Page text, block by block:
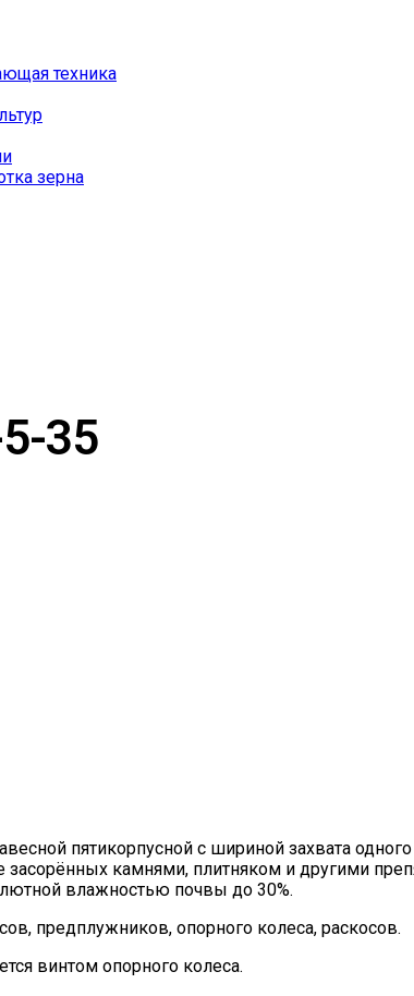
техника
зерна
35
пятикорпусной с шириной захвата
засорённых камнями, плитняком и другими
влажностью почвы до 30%.
предплужников, опорного колеса, раскосов.
винтом опорного колеса.